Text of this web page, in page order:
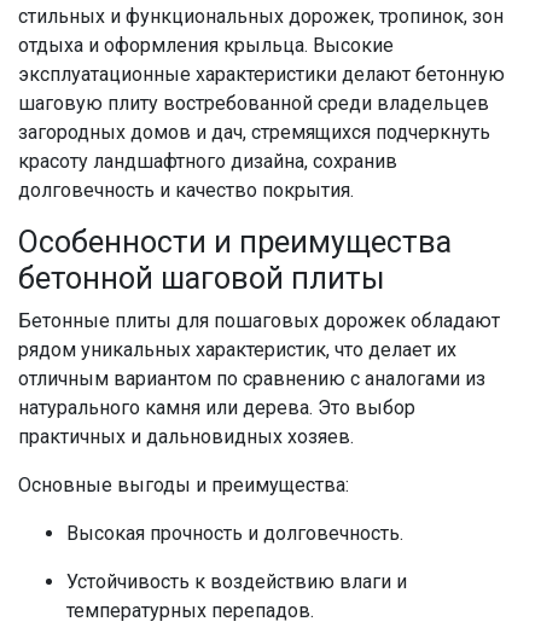
стильных и функциональных дорожек, тропинок, зон
отдыха и оформления крыльца. Высокие
эксплуатационные характеристики делают бетонную
шаговую плиту востребованной среди владельцев
загородных домов и дач, стремящихся подчеркнуть
красоту ландшафтного дизайна, сохранив
долговечность и качество покрытия.
Особенности и преимущества
бетонной шаговой плиты
Бетонные плиты для пошаговых дорожек обладают
рядом уникальных характеристик, что делает их
отличным вариантом по сравнению с аналогами из
натурального камня или дерева. Это выбор
практичных и дальновидных хозяев.
Основные выгоды и преимущества:
Высокая прочность и долговечность.
Устойчивость к воздействию влаги и
температурных перепадов.